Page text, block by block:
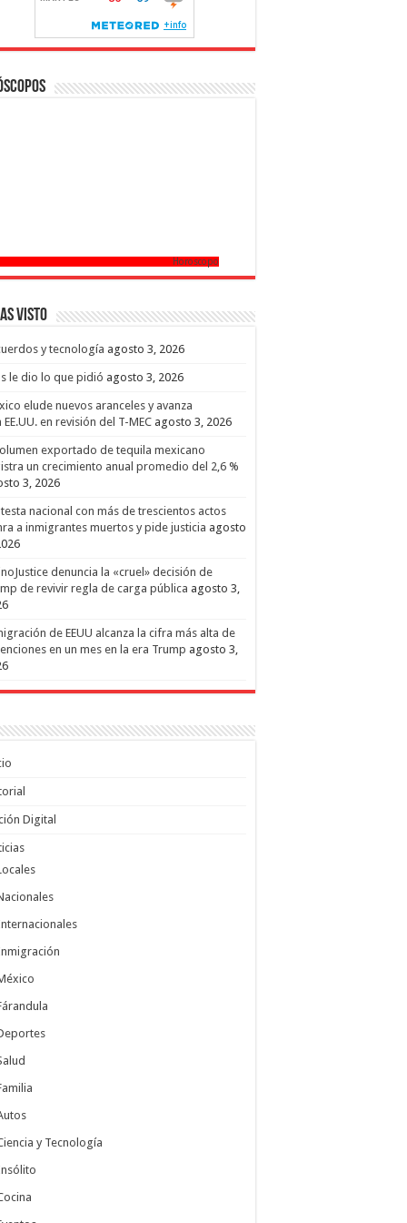
Horoscopo
Visto
y tecnología agosto 3, 2026
le dio lo que pidió agosto 3, 2026
elude nuevos aranceles y avanza
EE.UU. en revisión del T-MEC agosto 3, 2026
exportado de tequila mexicano
un crecimiento anual promedio del 2,6 %
3, 2026
nacional con más de trescientos actos
a inmigrantes muertos y pide justicia agosto
denuncia la «cruel» decisión de
de revivir regla de carga pública agosto 3,
de EEUU alcanza la cifra más alta de
en un mes en la era Trump agosto 3,
Digital
y Tecnología